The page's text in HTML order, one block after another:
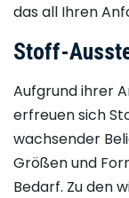
das all Ihren
Stoff-
Aufgrund ihrer
erfreuen sich
wachsender
Größen und
Bedarf. Zu den